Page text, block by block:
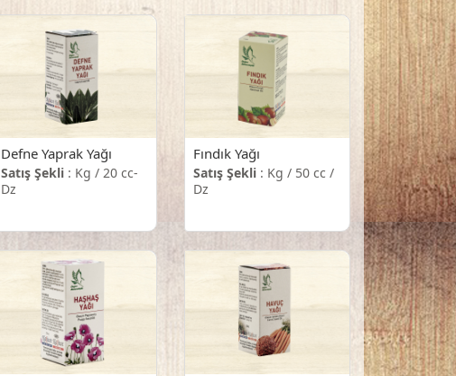
Defne Yaprak Yağı
Satış Şekli : Kg / 20 cc-
Dz
Fındık Yağı
Satış Şekli : Kg / 50 cc /
Dz